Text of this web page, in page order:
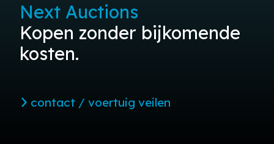
Next Auctions
Kopen zonder bijkomende
kosten.
contact / voertuig veilen